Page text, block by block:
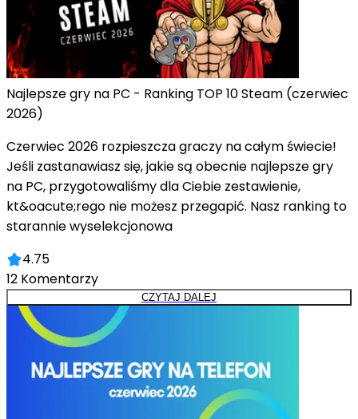
Najlepsze gry na PC - Ranking TOP 10 Steam (czerwiec
2026)
Czerwiec 2026 rozpieszcza graczy na całym świecie!
Jeśli zastanawiasz się, jakie są obecnie najlepsze gry
na PC, przygotowaliśmy dla Ciebie zestawienie,
kt&oacute;rego nie możesz przegapić. Nasz ranking to
starannie wyselekcjonowa
4.75
12 Komentarzy
CZYTAJ DALEJ